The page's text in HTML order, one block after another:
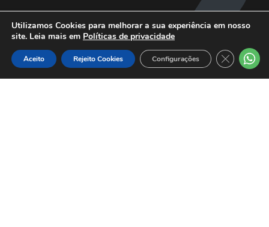
Utilizamos Cookies para melhorar a sua experiência em nosso
site. Leia mais em Políticas de privacidade
Aceito Rejeito Cookies Configurações Close